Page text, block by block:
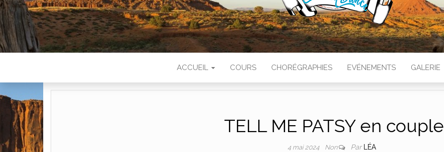
LEA COUNTRY DANCE
ACCUEIL COURS CHORÉGRAPHIES EVÉNEMENTS GALERIE
TELL ME PATSY en couple
4 mai 2024 Non Par LÉA